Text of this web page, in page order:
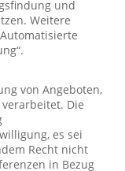
und
Weitere
von Angeboten,
Die
es sei
Recht nicht
in Bezug